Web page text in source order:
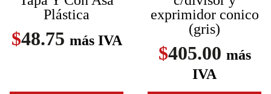
Plástica
$48.75 más IVA
exprimidor conico
(gris)
$405.00 más
IVA